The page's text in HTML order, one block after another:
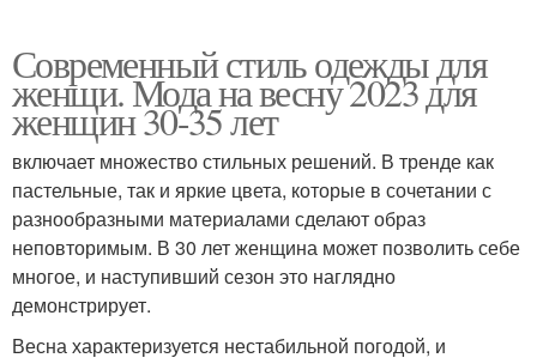
Современный стиль одежды для
женщи. Мода на весну 2023 для
женщин 30-35 лет
включает множество стильных решений. В тренде как
пастельные, так и яркие цвета, которые в сочетании с
разнообразными материалами сделают образ
неповторимым. В 30 лет женщина может позволить себе
многое, и наступивший сезон это наглядно
демонстрирует.
Весна характеризуется нестабильной погодой, и